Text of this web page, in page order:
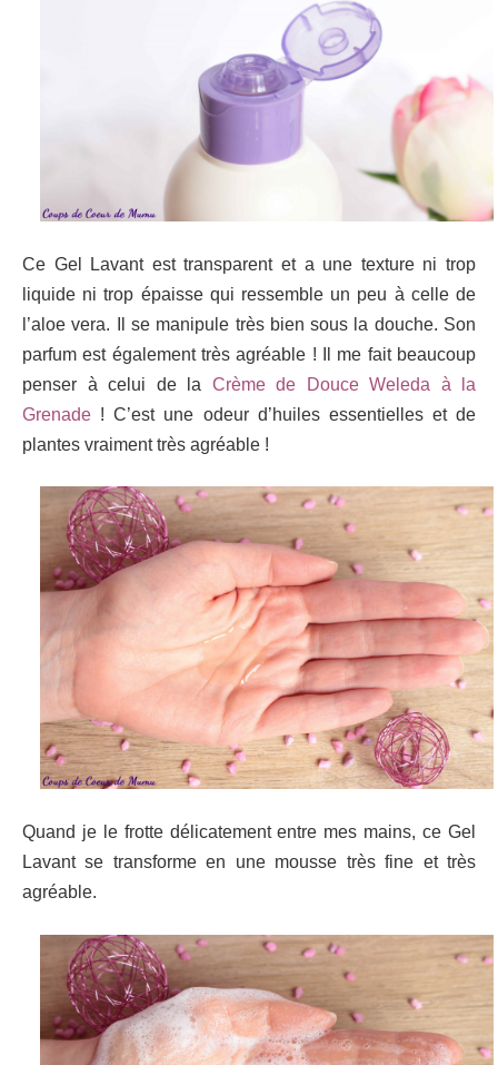
Ce Gel Lavant est transparent et a une texture ni trop
liquide ni trop épaisse qui ressemble un peu à celle de
l’aloe vera. Il se manipule très bien sous la douche. Son
parfum est également très agréable ! Il me fait beaucoup
penser à celui de la Crème de Douce Weleda à la
Grenade ! C’est une odeur d’huiles essentielles et de
plantes vraiment très agréable !
Quand je le frotte délicatement entre mes mains, ce Gel
Lavant se transforme en une mousse très fine et très
agréable.